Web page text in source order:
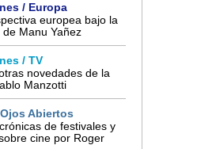
/ Europa
europea bajo la
Manu Yañez
/ TV
novedades de la
Manzotti
Abiertos
de festivales y
cine por Roger